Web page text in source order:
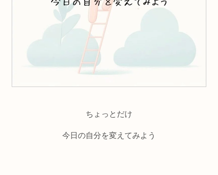
ちょっとだけ
今日の自分を変えてみよう